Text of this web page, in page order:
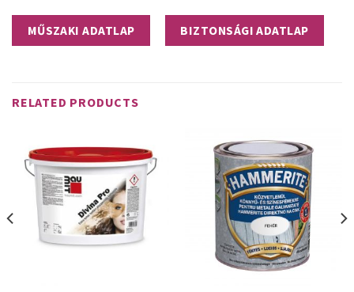
MŰSZAKI ADATLAP BIZTONSÁGI ADATLAP
RELATED PRODUCTS